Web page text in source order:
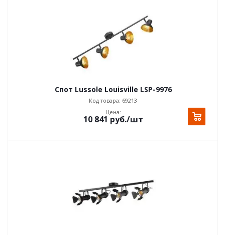
Спот Lussole Louisville LSP-9976
Код товара: 69213
Цена:
10 841 руб./шт